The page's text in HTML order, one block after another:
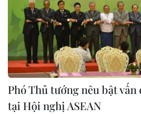
Phó Thủ tướng nêu bật
tại Hội nghị ASEAN